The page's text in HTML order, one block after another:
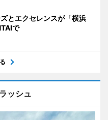
とエクセレンスが「横浜
で
ッシュ